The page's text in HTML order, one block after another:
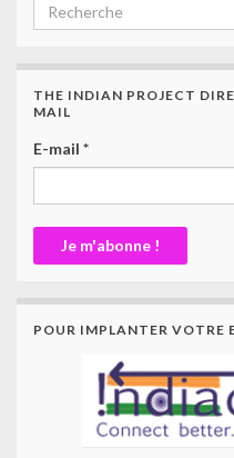
THE INDIAN PROJECT
MAIL
E-mail *
POUR IMPLANTER VOTRE